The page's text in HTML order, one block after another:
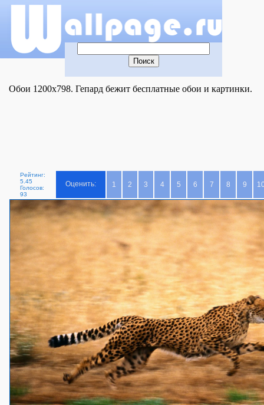
Обои 1200x798. Гепард бежит бесплатные обои и картинки.
Рейтинг:
5.45
Голосов:
93
Оценить: 1 2 3 4 5 6 7 8 9